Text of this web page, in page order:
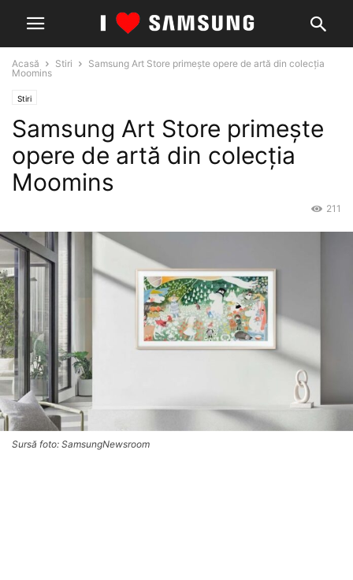
Acasă Stiri
Samsung Art Store primește opere de artă din colecția
Moomins
Stiri
Samsung Art Store primește
opere de artă din colecția
Moomins
211
Sursă foto: SamsungNewsroom